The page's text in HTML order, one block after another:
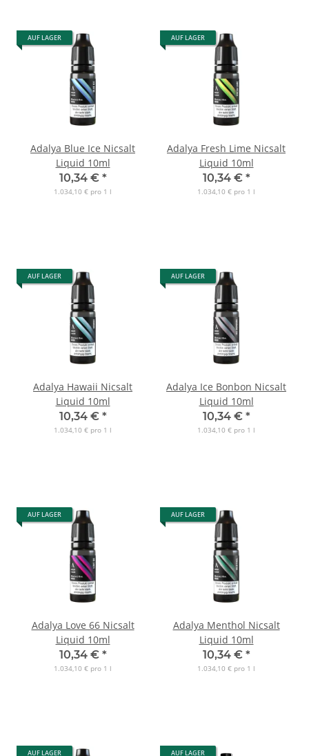
AUF LAGER
Adalya Blue Ice Nicsalt
Liquid 10ml
10,34 € *
1.034,10 € pro 1 l
AUF LAGER
Adalya Fresh Lime Nicsalt
Liquid 10ml
10,34 € *
1.034,10 € pro 1 l
AUF LAGER
Adalya Hawaii Nicsalt
Liquid 10ml
10,34 € *
1.034,10 € pro 1 l
AUF LAGER
Adalya Ice Bonbon Nicsalt
Liquid 10ml
10,34 € *
1.034,10 € pro 1 l
AUF LAGER
Adalya Love 66 Nicsalt
Liquid 10ml
10,34 € *
1.034,10 € pro 1 l
AUF LAGER
Adalya Menthol Nicsalt
Liquid 10ml
10,34 € *
1.034,10 € pro 1 l
AUF LAGER AUF LAGER